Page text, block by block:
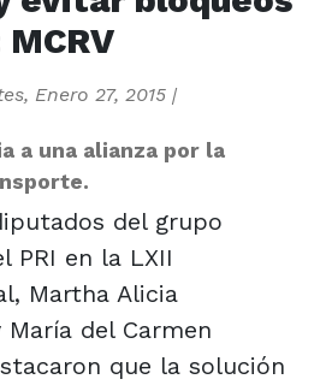
Enero 27, 2015 |
a una alianza por la
del grupo
PRI en la LXII
Martha Alicia
del Carmen
que la solución